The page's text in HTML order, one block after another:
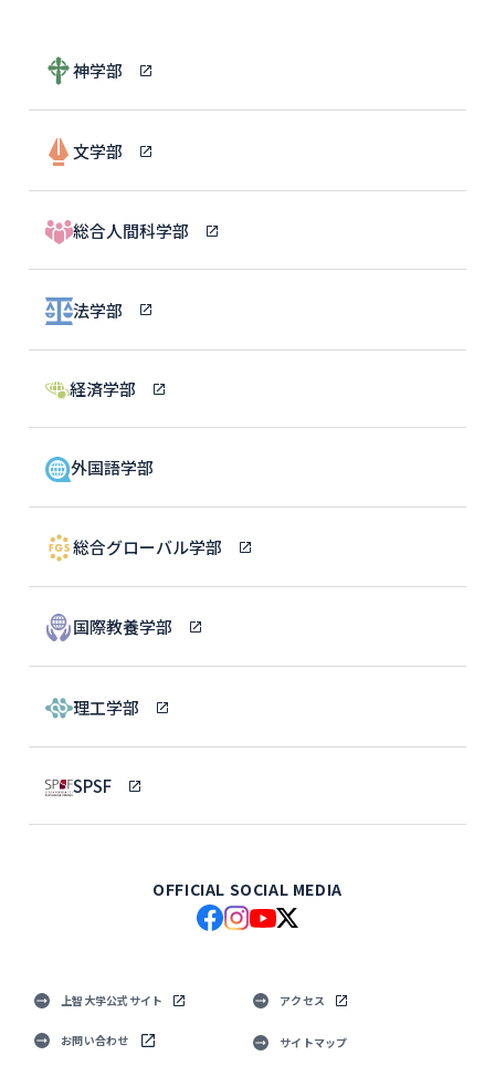
神学部
文学部
総合人間科学部
法学部
経済学部
外国語学部
総合グローバル学部
国際教養学部
理工学部
SPSF
OFFICIAL SOCIAL MEDIA
上智大学公式サイト アクセス
お問い合わせ サイトマップ